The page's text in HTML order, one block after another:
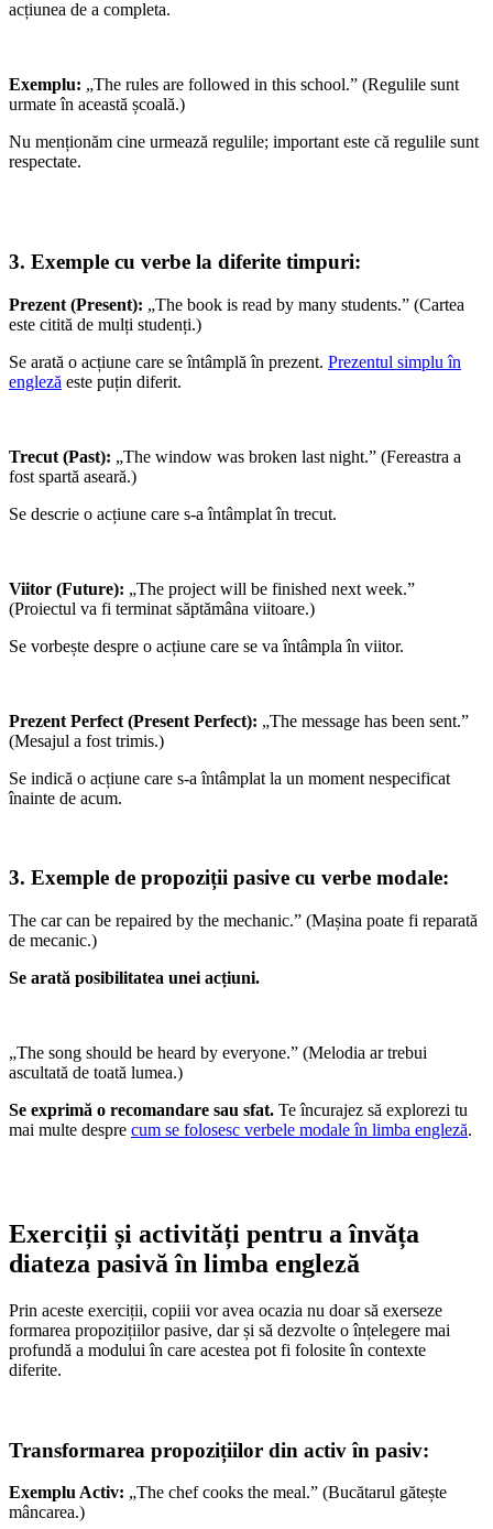
acțiunea de a completa.
Exemplu: „The rules are followed in this school.” (Regulile sunt
urmate în această școală.)
Nu menționăm cine urmează regulile; important este că regulile sunt
respectate.
3. Exemple cu verbe la diferite timpuri:
Prezent (Present): „The book is read by many students.” (Cartea
este citită de mulți studenți.)
Se arată o acțiune care se întâmplă în prezent. Prezentul simplu în
engleză este puțin diferit.
Trecut (Past): „The window was broken last night.” (Fereastra a
fost spartă aseară.)
Se descrie o acțiune care s-a întâmplat în trecut.
Viitor (Future): „The project will be finished next week.”
(Proiectul va fi terminat săptămâna viitoare.)
Se vorbește despre o acțiune care se va întâmpla în viitor.
Prezent Perfect (Present Perfect): „The message has been sent.”
(Mesajul a fost trimis.)
Se indică o acțiune care s-a întâmplat la un moment nespecificat
înainte de acum.
3. Exemple de propoziții pasive cu verbe modale:
The car can be repaired by the mechanic.” (Mașina poate fi reparată
de mecanic.)
Se arată posibilitatea unei acțiuni.
„The song should be heard by everyone.” (Melodia ar trebui
ascultată de toată lumea.)
Se exprimă o recomandare sau sfat. Te încurajez să explorezi tu
mai multe despre cum se folosesc verbele modale în limba engleză.
Exerciții și activități pentru a învăța
diateza pasivă în limba engleză
Prin aceste exerciții, copiii vor avea ocazia nu doar să exerseze
formarea propozițiilor pasive, dar și să dezvolte o înțelegere mai
profundă a modului în care acestea pot fi folosite în contexte
diferite.
Transformarea propozițiilor din activ în pasiv:
Exemplu Activ: „The chef cooks the meal.” (Bucătarul gătește
mâncarea.)